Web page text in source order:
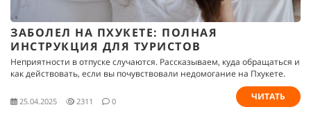
ЗАБОЛЕЛ НА ПХУКЕТЕ: ПОЛНАЯ
ИНСТРУКЦИЯ ДЛЯ ТУРИСТОВ
Неприятности в отпуске случаются. Рассказываем, куда обращаться и
как действовать, если вы почувствовали недомогание на Пхукете.
25.04.2025 2311 0 ЧИТАТЬ